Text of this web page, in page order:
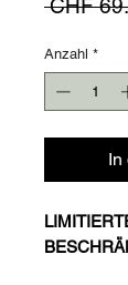
CHF
Anzahl *
In